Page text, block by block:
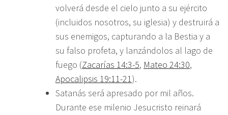
volverá desde el cielo junto a su ejército
(incluidos nosotros, su iglesia) y destruirá a
sus enemigos, capturando a la Bestia y a
su falso profeta, y lanzándolos al lago de
fuego (Zacarías 14:3-5, Mateo 24:30,
Apocalipsis 19:11-21).
Satanás será apresado por mil años.
Durante ese milenio Jesucristo reinará